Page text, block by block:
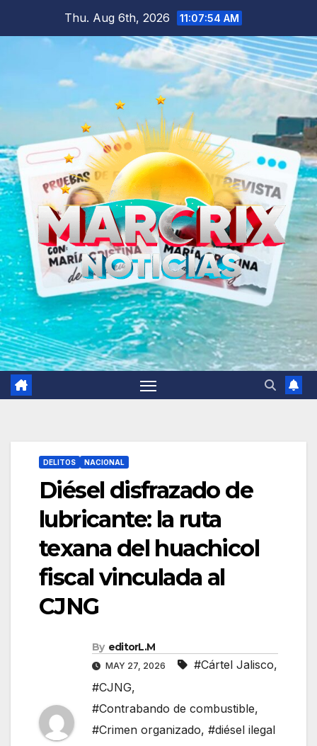
Thu. Aug 6th, 2026 11:07:55 AM
DELITOS NACIONAL
Diésel disfrazado de
lubricante: la ruta
texana del huachicol
fiscal vinculada al
CJNG
By editorL.M
MAY 27, 2026 #Cártel Jalisco,
#CJNG,
#Contrabando de combustible,
#Crimen organizado, #diésel ilegal